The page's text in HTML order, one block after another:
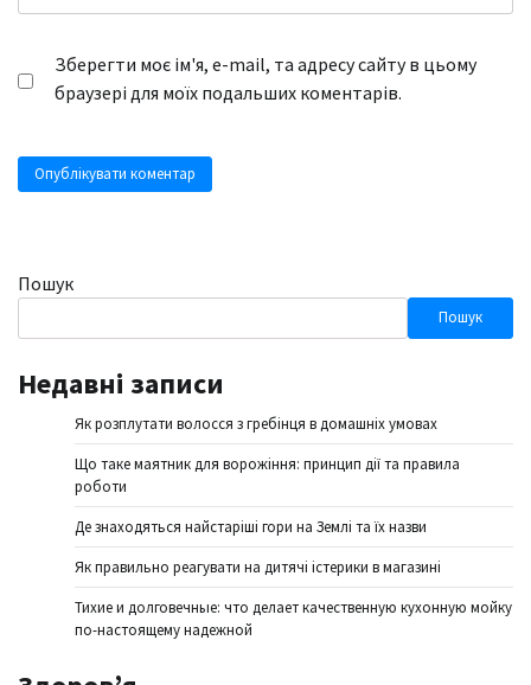
Зберегти моє ім'я, e-mail, та адресу сайту в цьому
браузері для моїх подальших коментарів.
Пошук
Пошук
Недавні записи
Як розплутати волосся з гребінця в домашніх умовах
Що таке маятник для ворожіння: принцип дії та правила
роботи
Де знаходяться найстаріші гори на Землі та їх назви
Як правильно реагувати на дитячі істерики в магазині
Тихие и долговечные: что делает качественную кухонную мойку
по-настоящему надежной